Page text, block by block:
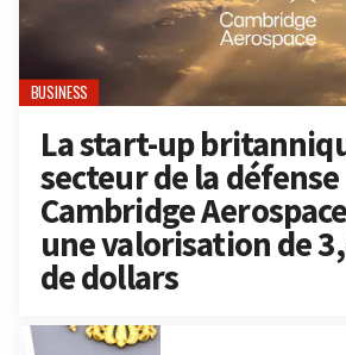
BUSINESS
La start-up
secteur de la défense
Cambridge
une valorisation de
de dollars